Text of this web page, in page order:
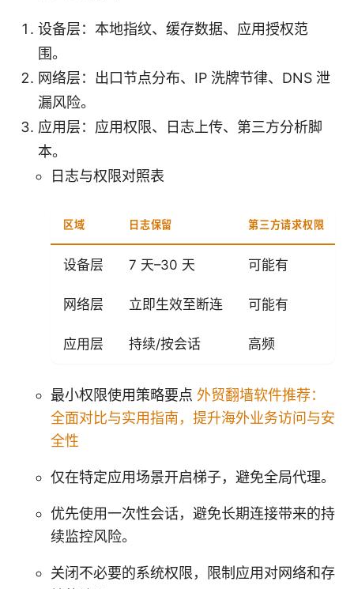
设备层：本地指纹、缓存数据、应用授权范
围。
网络层：出口节点分布、IP 洗牌节律、DNS 泄
漏风险。
应用层：应用权限、日志上传、第三方分析脚
本。
日志与权限对照表
区域 日志保留 第三方请求权限
设备层 7 天–30 天 可能有
网络层 立即生效至断连 可能有
应用层 持续/按会话 高频
最小权限使用策略要点 外贸翻墙软件推荐：
全面对比与实用指南，提升海外业务访问与安
全性
仅在特定应用场景开启梯子，避免全局代理。
优先使用一次性会话，避免长期连接带来的持
续监控风险。
关闭不必要的系统权限，限制应用对网络和存